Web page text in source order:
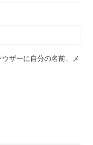
ザーに自分の名前、メ